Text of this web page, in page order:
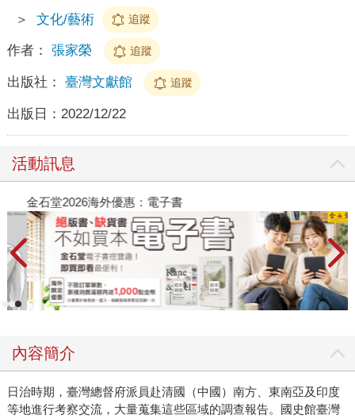
＞
文化/藝術 追蹤
作者： 張家榮 追蹤
出版社： 臺灣文獻館 追蹤
出版日： 2022/12/22
活動訊息
金石堂2026海外優惠：電子書
內容簡介
日治時期，臺灣總督府派員赴清國（中國）南方、東南亞及印度
等地進行考察交流，大量蒐集這些區域的調查報告。國史館臺灣